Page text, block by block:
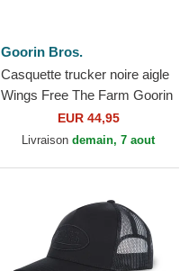
Goorin Bros.
Casquette trucker noire aigle
Wings Free The Farm Goorin
EUR 44,95
Livraison demain, 7 aout